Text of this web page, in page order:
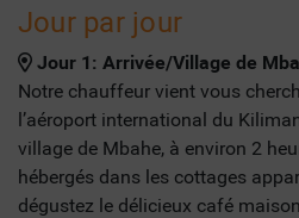
Jour par jour
Jour 1: Arrivée/Village de
Notre chauffeur vient vous
l’aéroport international du
village de Mbahe, à environ 2
hébergés dans les cottages
dégustez le délicieux café